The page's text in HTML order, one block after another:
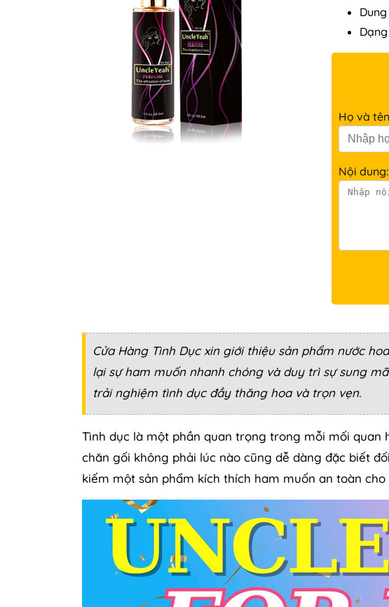
Họ và
Nội dung:
Cửa Hàng Tình Dục xin giới thiệu sản phẩm nước
lại sự ham muốn nhanh chóng và duy trì sự sung
trải nghiệm tình dục đầy thăng hoa và trọn vẹn.
Tình dục là một phần quan trọng trong mỗi mối
chăn gối không phải lúc nào cũng dễ dàng đặc biết
kiếm một sản phẩm kích thích ham muốn an toàn